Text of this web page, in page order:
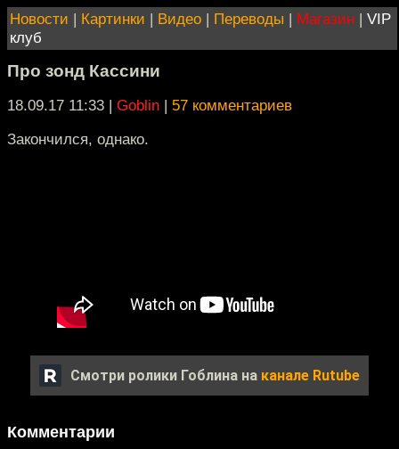
Новости | Картинки | Видео | Переводы | Магазин | VIP
клуб
Про зонд Кассини
18.09.17 11:33 | Goblin | 57 комментариев
Закончился, однако.
Смотри ролики Гоблина на канале Rutube
Комментарии